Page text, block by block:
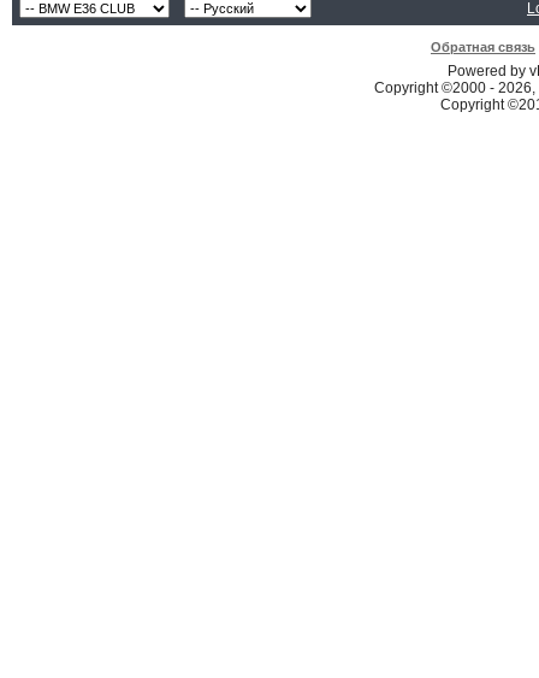
Обратная связь
Powered by
Copyright ©2000 -
Copyright